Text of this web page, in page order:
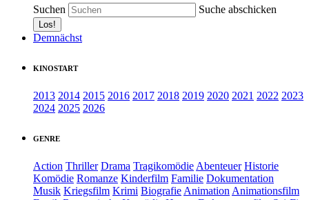
Suchen Suche abschicken
Demnächst
KINOSTART
2013 2014 2015 2016 2017 2018 2019 2020 2021 2022 2023
2024 2025 2026
GENRE
Action Thriller Drama Tragikomödie Abenteuer Historie
Komödie Romanze Kinderfilm Familie Dokumentation
Musik Kriegsfilm Krimi Biografie Animation Animationsfilm